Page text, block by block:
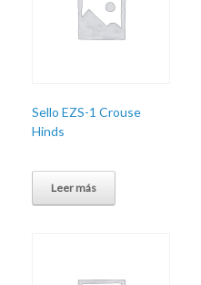
Sello EZS-1 Crouse
Hinds
Leer más